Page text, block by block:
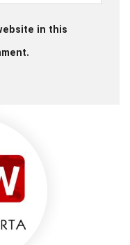
in this